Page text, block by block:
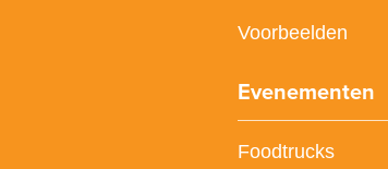
Voorbeelden
Evenementen
Foodtrucks